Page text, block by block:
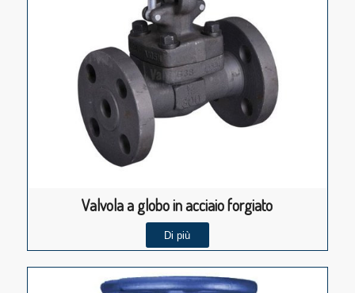
Valvola a globo in acciaio forgiato
Di più